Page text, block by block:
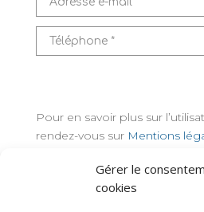
Gérer le
cookies
Pour en savoir plus sur
rendez-vous sur Mentions